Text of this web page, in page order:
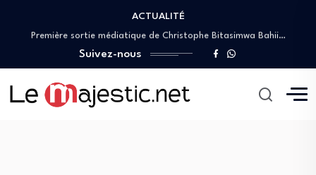
ACTUALITÉ
RDC : Patrick Muyaya appelle les journalistes…
Première sortie médiatique de Christophe Bitasimwa Bahii…
IGF : Christophe Bitasimwa dévoile un plan…
DGDA/Kasaï occidental : Mbuyi wa Tambwe Bruno…
JIFA 2026 : Patrick Muyaya aux côtés…
RDC : Patrick Muyaya appelle les journalistes…
Suivez-nous